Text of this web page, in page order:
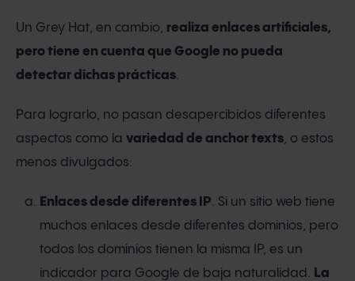
Un Grey Hat, en cambio, realiza enlaces artificiales,
pero tiene en cuenta que Google no pueda
detectar dichas prácticas.
Para lograrlo, no pasan desapercibidos diferentes
aspectos como la variedad de anchor texts, o estos
menos divulgados:
Enlaces desde diferentes IP. Si un sitio web tiene
muchos enlaces desde diferentes dominios, pero
todos los dominios tienen la misma IP, es un
indicador para Google de baja naturalidad. La